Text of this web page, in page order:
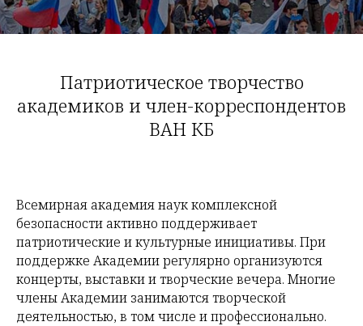
Патриотическое творчество
академиков и член-корреспондентов
ВАН КБ
Всемирная академия наук комплексной
безопасности активно поддерживает
патриотические и культурные инициативы. При
поддержке Академии регулярно организуются
концерты, выставки и творческие вечера. Многие
члены Академии занимаются творческой
деятельностью, в том числе и профессионально.